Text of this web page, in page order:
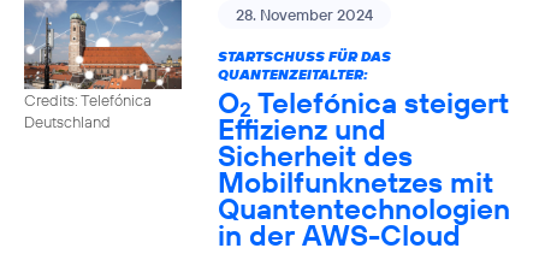
Credits: Telefónica
Deutschland
28. November 2024
STARTSCHUSS FÜR DAS
QUANTENZEITALTER:
O2 Telefónica steigert
Effizienz und
Sicherheit des
Mobilfunknetzes mit
Quantentechnologien
in der AWS-Cloud